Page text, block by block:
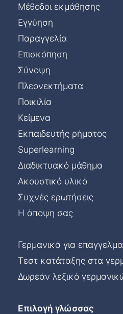
Μέθοδοι εκμάθησης
Εγγύηση
Παραγγελία
Επισκόπηση
Σύνοψη
Πλεονεκτήματα
Ποικιλία
Κείμενα
Εκπαιδευτής ρήματος
Superlearning
Διαδικτυακό μάθημα
Ακουστικό υλικό
Συχνές ερωτήσεις
Η άποψη σας
Γερμανικά για
Τεστ κατάταξης στα
Δωρεάν λεξικό
Επιλογή γλώσσας